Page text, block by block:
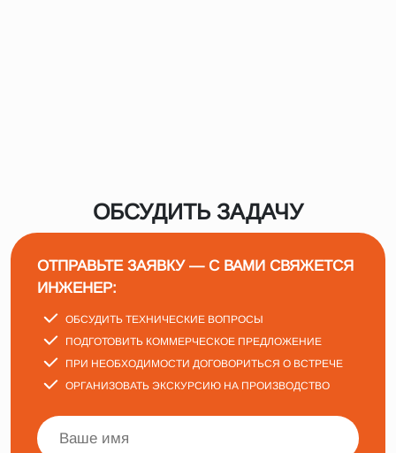
ОБСУДИТЬ ЗАДАЧУ
ОТПРАВЬТЕ ЗАЯВКУ — С ВАМИ СВЯЖЕТСЯ
ИНЖЕНЕР:
ОБСУДИТЬ ТЕХНИЧЕСКИЕ ВОПРОСЫ
ПОДГОТОВИТЬ КОММЕРЧЕСКОЕ ПРЕДЛОЖЕНИЕ
ПРИ НЕОБХОДИМОСТИ ДОГОВОРИТЬСЯ О ВСТРЕЧЕ
ОРГАНИЗОВАТЬ ЭКСКУРСИЮ НА ПРОИЗВОДСТВО